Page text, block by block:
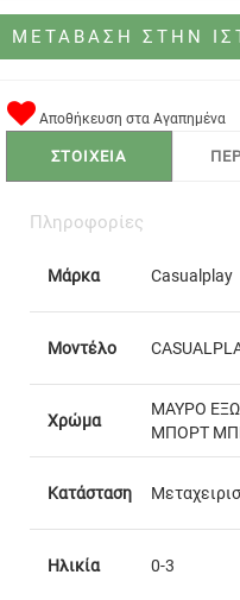
ΜΕΤΑΒΑΣΗ ΣΤΗΝ
Αποθήκευση στα Αγαπημένα
ΣΤΟΙΧΕΙΑ
Πληροφορίες
Μάρκα Casualplay
Μοντέλο
Χρώμα
ΜΑΥΡΟ
ΜΠΟΡΤ
Κατάσταση
Ηλικία 0-3